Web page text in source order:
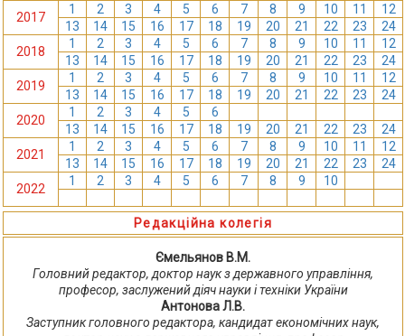
2017
1 2 3 4 5 6 7 8 9 10 11
12
13
14 15 16 17 18 19 20 21 22 23
24
2018
1 2 3 4 5 6 7 8 9 10 11
12
13
14 15 16 17 18 19 20 21 22 23
24
2019
1 2 3 4 5 6 7 8 9 10 11
12
13
14 15 16 17 18 19 20 21 22 23
24
2020
1 2 3 4 5 6
13
14 15 16 17 18 19 20 21 22 23
24
2021
1 2 3 4 5 6 7 8 9 10 11
12
13
14 15 16 17 18 19 20 21 22 23
24
2022
1 2 3 4 5 6 7 8 9 10
Редакційна колегія
Ємельянов В.М.
Головний редактор, доктор наук з державного управління,
професор, заслужений діяч науки і техніки України
Антонова Л.В.
Заступник головного редактора, кандидат економічних наук,